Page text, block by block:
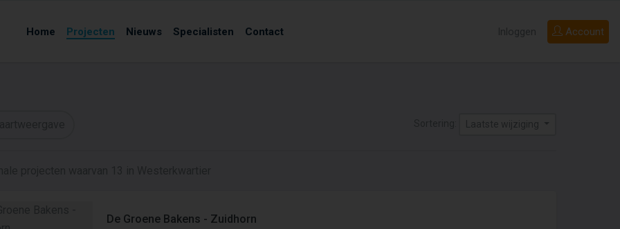
Home Projecten Nieuws Specialisten Contact Account
Inloggen
Laatste wijziging
De Groene Bakens - Zuidhorn